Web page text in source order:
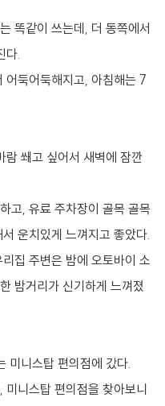
똑같이 쓰는데, 더 동쪽에서
다.
둑어둑해지고, 아침해는 7
람 쐐고 싶어서 새벽에 잠깐
고, 유료 주차장이 골목 골목
운치있게 느껴지고 좋았다.
집 주변은 밤에 오토바이 소
밤거리가 신기하게 느껴졌
미니스탑 편의점에 갔다.
니스탑 편의점을 찾아보니